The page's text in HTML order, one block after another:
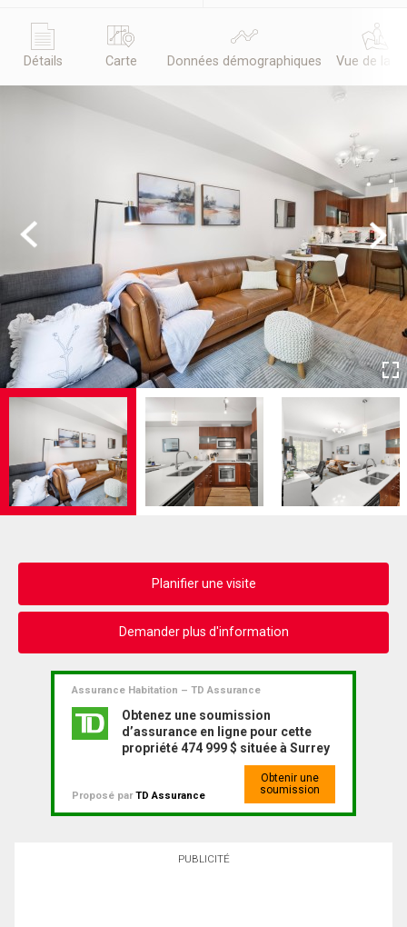
Détails Carte Données démographiques Vue de la
Previous Next
Planifier une visite
Demander plus d'information
Assurance Habitation – TD Assurance
Obtenez une soumission
d’assurance en ligne pour cette
propriété 474 999 $ située à Surrey
Proposé parTD Assurance
Obtenir une
soumission
PUBLICITÉ